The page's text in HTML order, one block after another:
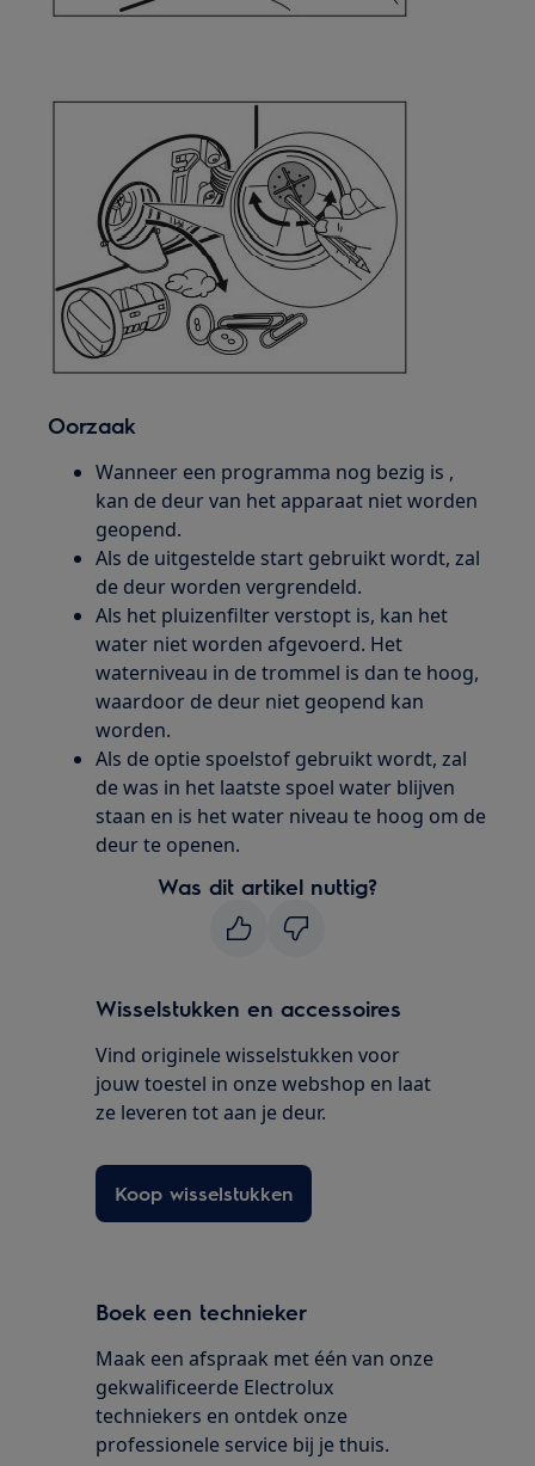
Oorzaak
Wanneer een programma nog bezig is ,
kan de deur van het apparaat niet worden
geopend.
Als de uitgestelde start gebruikt wordt, zal
de deur worden vergrendeld.
Als het pluizenfilter verstopt is, kan het
water niet worden afgevoerd. Het
waterniveau in de trommel is dan te hoog,
waardoor de deur niet geopend kan
worden.
Als de optie spoelstof gebruikt wordt, zal
de was in het laatste spoel water blijven
staan en is het water niveau te hoog om de
deur te openen.
Was dit artikel nuttig?
Wisselstukken en accessoires
Vind originele wisselstukken voor
jouw toestel in onze webshop en laat
ze leveren tot aan je deur.
Koop wisselstukken
Boek een technieker
Maak een afspraak met één van onze
gekwalificeerde Electrolux
techniekers en ontdek onze
professionele service bij je thuis.